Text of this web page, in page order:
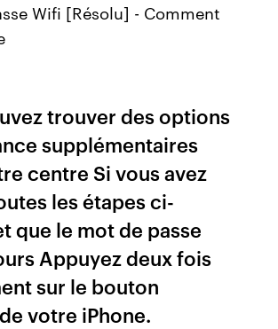
Wifi [Résolu] - Comment
trouver des options
supplémentaires
centre Si vous avez
les étapes ci-
que le mot de passe
Appuyez deux fois
sur le bouton
votre iPhone.